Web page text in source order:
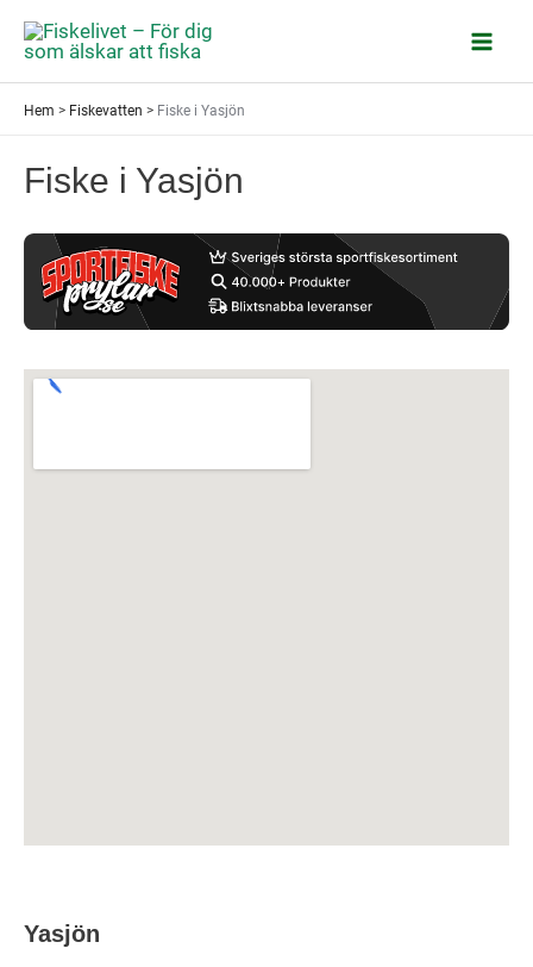
Hoppa
innehåll
Hem > Fiskevatten > Fiske i Yasjön
Fiske i Yasjön
Yasjön